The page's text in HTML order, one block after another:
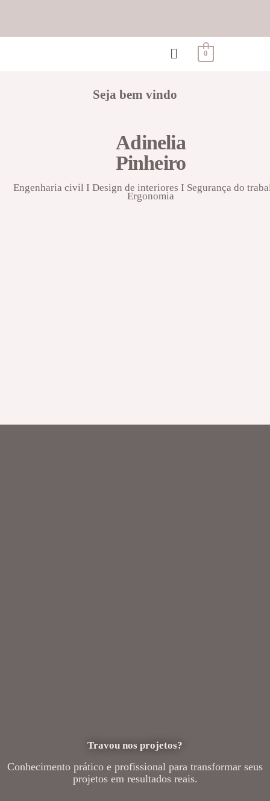
0
Seja bem vindo
Adinelia
Pinheiro
Engenharia civil I Design de interiores I Segurança do
Ergonomia
Travou nos projetos?
Conhecimento prático e profissional para transformar seus
projetos em resultados reais.